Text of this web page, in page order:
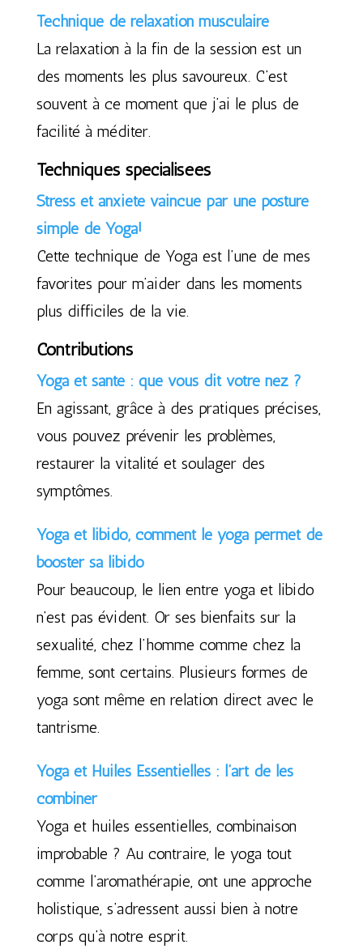
Technique de relaxation musculaire
La relaxation à la fin de la session est un
des moments les plus savoureux. C’est
souvent à ce moment que j’ai le plus de
facilité à méditer.
Techniques spécialisées
Stress et anxiété vaincue par une posture
simple de Yoga!
Cette technique de Yoga est l’une de mes
favorites pour m’aider dans les moments
plus difficiles de la vie.
Contributions
Yoga et santé : que vous dit votre nez ?
En agissant, grâce à des pratiques précises,
vous pouvez prévenir les problèmes,
restaurer la vitalité et soulager des
symptômes.
Yoga et libido, comment le yoga permet de
booster sa libido
Pour beaucoup, le lien entre yoga et libido
n’est pas évident. Or ses bienfaits sur la
sexualité, chez l’homme comme chez la
femme, sont certains. Plusieurs formes de
yoga sont même en relation direct avec le
tantrisme.
Yoga et Huiles Essentielles : l’art de les
combiner
Yoga et huiles essentielles, combinaison
improbable ? Au contraire, le yoga tout
comme l’aromathérapie, ont une approche
holistique, s’adressent aussi bien à notre
corps qu’à notre esprit.